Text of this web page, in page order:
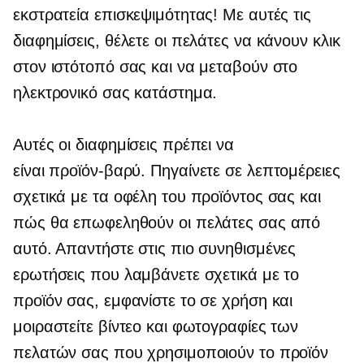
εκστρατεία επισκεψιμότητας! Με αυτές τις
διαφημίσεις, θέλετε οι πελάτες να κάνουν κλικ
στον ιστότοπό σας και να μεταβούν στο
ηλεκτρονικό σας κατάστημα.
Αυτές οι διαφημίσεις πρέπει να
είναιπροϊόν-βαρύ. Πηγαίνετε σε λεπτομέρειες
σχετικά με τα οφέλη του προϊόντος σας και
πώς θα επωφεληθούν οι πελάτες σας από
αυτό. Απαντήστε στις πιο συνηθισμένες
ερωτήσεις που λαμβάνετε σχετικά με το
προϊόν σας, εμφανίστε το σε χρήση και
μοιραστείτε βίντεο και φωτογραφίες των
πελατών σας που χρησιμοποιούν το προϊόν